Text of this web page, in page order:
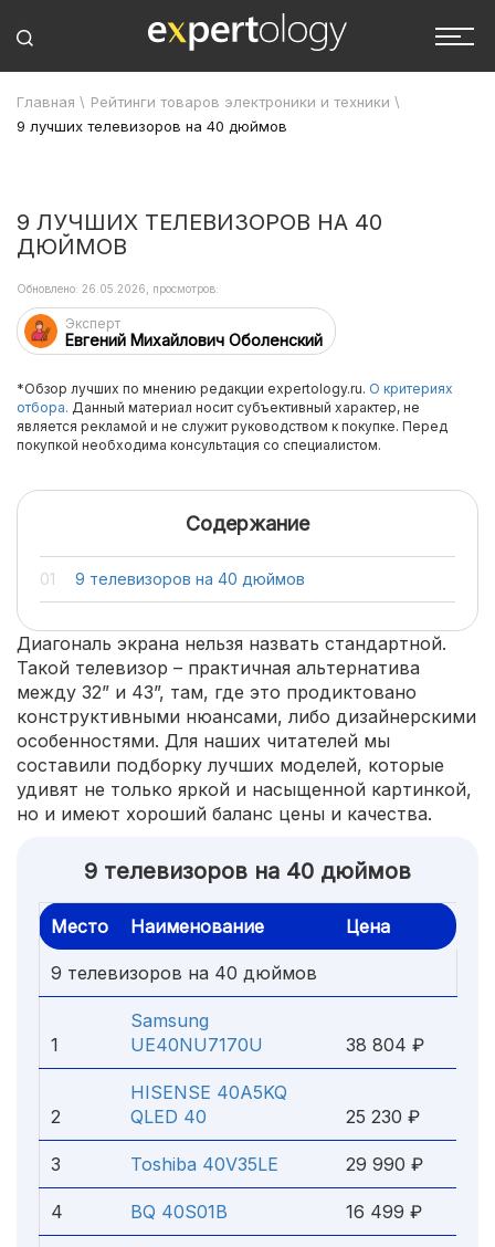
Главная \ Рейтинги товаров электроники и техники \
9 лучших телевизоров на 40 дюймов
9 ЛУЧШИХ ТЕЛЕВИЗОРОВ НА 40
ДЮЙМОВ
Эксперт
Евгений Михайлович Оболенский
Обновлено: 26.05.2026, просмотров:
*Обзор лучших по мнению редакции expertology.ru. О критериях
отбора. Данный материал носит субъективный характер, не
является рекламой и не служит руководством к покупке. Перед
покупкой необходима консультация со специалистом.
Содержание
9 телевизоров на 40 дюймов
Диагональ экрана нельзя назвать стандартной.
Такой телевизор – практичная альтернатива
между 32” и 43”, там, где это продиктовано
конструктивными нюансами, либо дизайнерскими
особенностями. Для наших читателей мы
составили подборку лучших моделей, которые
удивят не только яркой и насыщенной картинкой,
но и имеют хороший баланс цены и качества.
9 телевизоров на 40 дюймов
Место Наименование Цена
9 телевизоров на 40 дюймов
1
Samsung
UE40NU7170U
38 804 ₽
2
HISENSE 40A5KQ
QLED 40
25 230 ₽
3 Toshiba 40V35LE 29 990 ₽
4 BQ 40S01B 16 499 ₽